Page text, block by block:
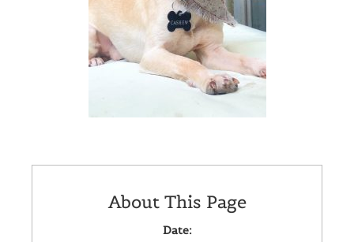
About This Page
Date: